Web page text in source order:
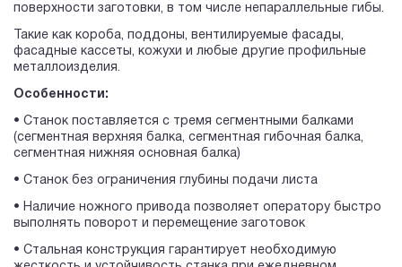
поверхности заготовки, в том числе непараллельные гибы.
Такие как короба, поддоны, вентилируемые фасады,
фасадные кассеты, кожухи и любые другие профильные
металлоизделия.
Особенности:
• Станок поставляется с тремя сегментными балками
(сегментная верхняя балка, сегментная гибочная балка,
сегментная нижняя основная балка)
• Станок без ограничения глубины подачи листа
• Наличие ножного привода позволяет оператору быстро
выполнять поворот и перемещение заготовок
• Стальная конструкция гарантирует необходимую